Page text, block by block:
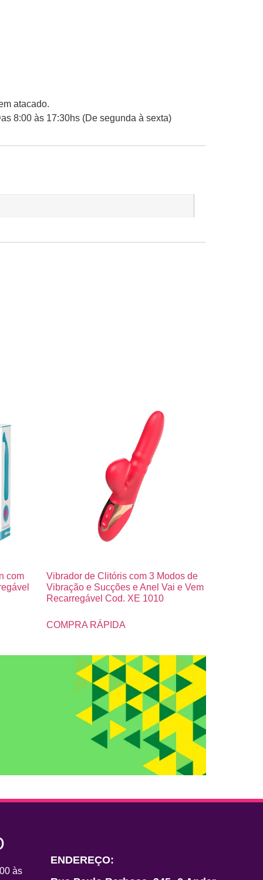
atacado.
8:00 às 17:30hs (De segunda à sexta)
com
Vibrador de Clitóris com 3 Modos de
Vibração e Sucções e Anel Vai e Vem
Recarregável Cod. XE 1010
COMPRA RÁPIDA
às
ENDEREÇO: